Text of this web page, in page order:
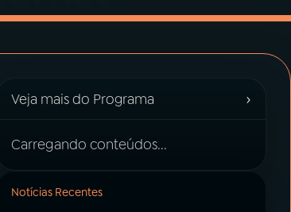
Veja mais do Programa ›
Carregando conteúdos...
Notícias Recentes